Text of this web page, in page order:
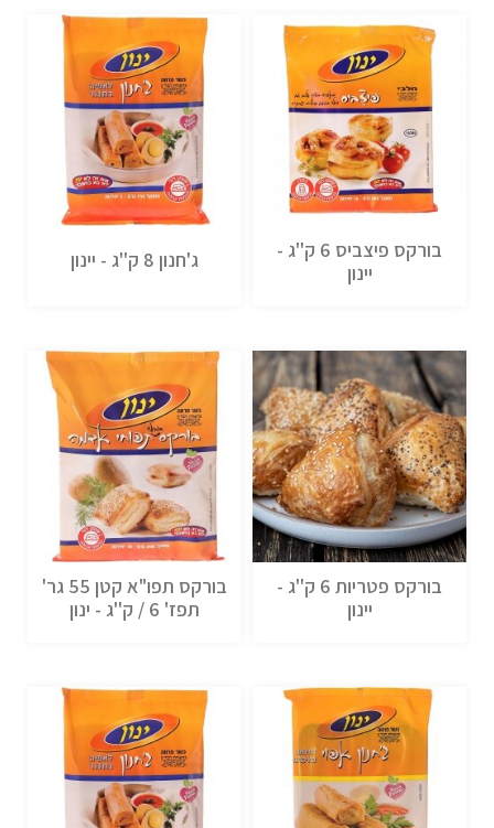
בורקס פיצביס 6 ק''ג -
יינון
ג'חנון 8 ק''ג - יינון
בורקס פטריות 6 ק''ג -
יינון
בורקס תפו"א קטן 55 גר'
תפז' 6 / ק''ג - ינון